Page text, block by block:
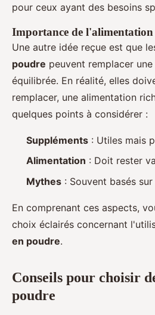
pour ceux ayant des besoins
Importance de
Une autre idée reçue est que
poudre peuvent remplacer
équilibrée. En réalité, elles
remplacer, une alimentation
quelques points à considérer :
Suppléments : Utiles mais
Alimentation : Doit rester
Mythes : Souvent basés
En comprenant ces aspects,
choix éclairés concernant
en poudre.
Conseils pour choisir
poudre